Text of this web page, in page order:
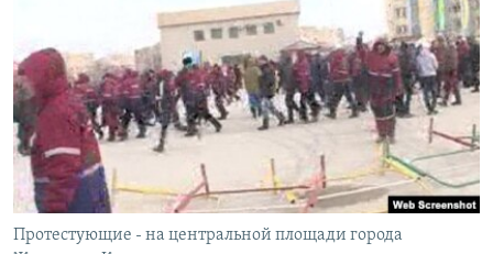
ТОҶИКӢ
TÜRKMENÇE
Все сайты РСЕ/РС
Протестующие - на центральной площади города